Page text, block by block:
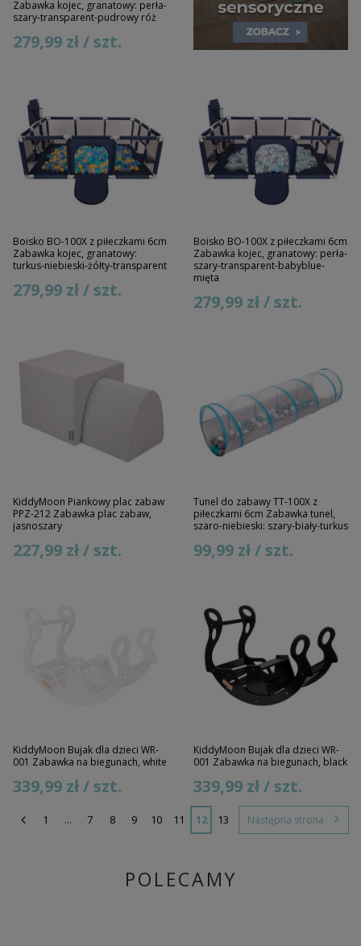
Zabawka kojec, granatowy: perła-
szary-transparent-pudrowy róż
279,99 zł / szt.
Boisko BO-100X z piłeczkami 6cm
Zabawka kojec, granatowy:
turkus-niebieski-żółty-transparent
279,99 zł / szt.
Boisko BO-100X z piłeczkami 6cm
Zabawka kojec, granatowy: perła-
szary-transparent-babyblue-
mięta
279,99 zł / szt.
KiddyMoon Piankowy plac zabaw
PPZ-212 Zabawka plac zabaw,
jasnoszary
227,99 zł / szt.
Tunel do zabawy TT-100X z
piłeczkami 6cm Zabawka tunel,
szaro-niebieski: szary-biały-turkus
99,99 zł / szt.
KiddyMoon Bujak dla dzieci WR-
001 Zabawka na biegunach, white
339,99 zł / szt.
KiddyMoon Bujak dla dzieci WR-
001 Zabawka na biegunach, black
339,99 zł / szt.
1 ... 7 8 9 10 11 12 13 Następna strona
POLECAMY